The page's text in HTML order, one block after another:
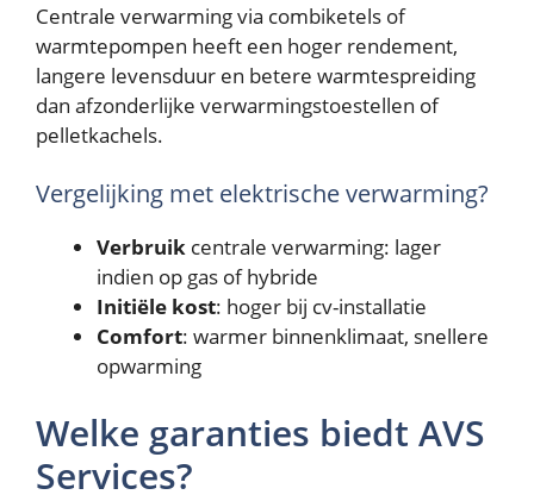
Centrale verwarming via combiketels of
warmtepompen heeft een hoger rendement,
langere levensduur en betere warmtespreiding
dan afzonderlijke verwarmingstoestellen of
pelletkachels.
Vergelijking met elektrische verwarming?
Verbruik centrale verwarming: lager
indien op gas of hybride
Initiële kost: hoger bij cv-installatie
Comfort: warmer binnenklimaat, snellere
opwarming
Welke garanties biedt AVS
Services?